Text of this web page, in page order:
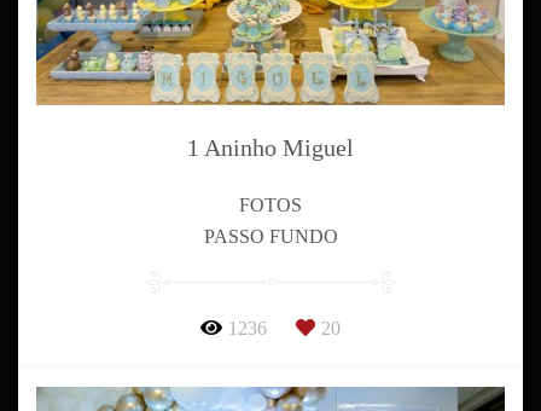
1 Aninho Miguel
FOTOS
PASSO FUNDO
1236 20